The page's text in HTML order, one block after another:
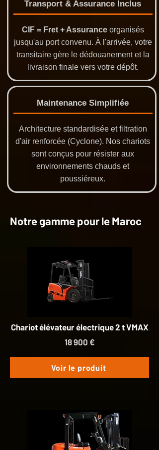
Transport & Assurance Inclus
CIF = Fret + Assuranceorganisés
jusqu'au port convenu. À l'arrivée, votre
transitaire gère le dédouanement et la
livraison finale vers votre dépôt.
Maintenance Simplifiée
Architecture standardisée et filtration
d'air renforcée (Cyclone). Nos chariots
sont conçus pour résister aux
environnements chauds et
poussiéreux.
Notre gamme pour le Maroc
Chariot élévateur électrique 2 t VMAX
18 900 €
Voir le produit